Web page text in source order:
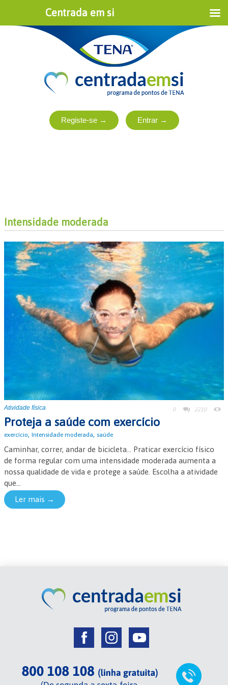
Intensidade moderada
Atividade física 0 2210
Proteja a saúde com exercício
exercício, Intensidade moderada, saúde
Caminhar, correr, andar de bicicleta... Praticar exercício físico
de forma regular com uma intensidade moderada aumenta a
nossa qualidade de vida e protege a saúde. Escolha a atividade
que...
Ler mais →
Centrada em si